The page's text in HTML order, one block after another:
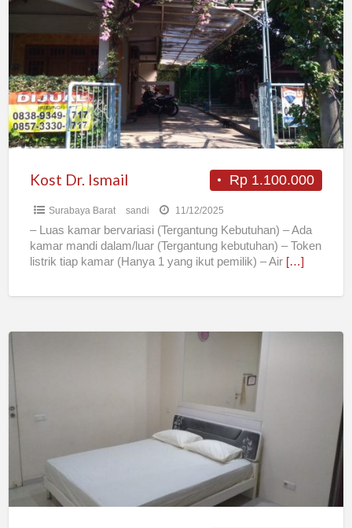
Dr.
Rp 1.100.000
Kost Dr. Ismail
Surabaya Barat sandi 11/12/2025
– Luas kamar bervariasi (Tergantung Kebutuhan) – Ada
kamar mandi dalam/luar (Tergantung kebutuhan) – Token
listrik tiap kamar (Hanya 1 yang ikut pemilik) – Air […]
Royal
Surabaya
Barat